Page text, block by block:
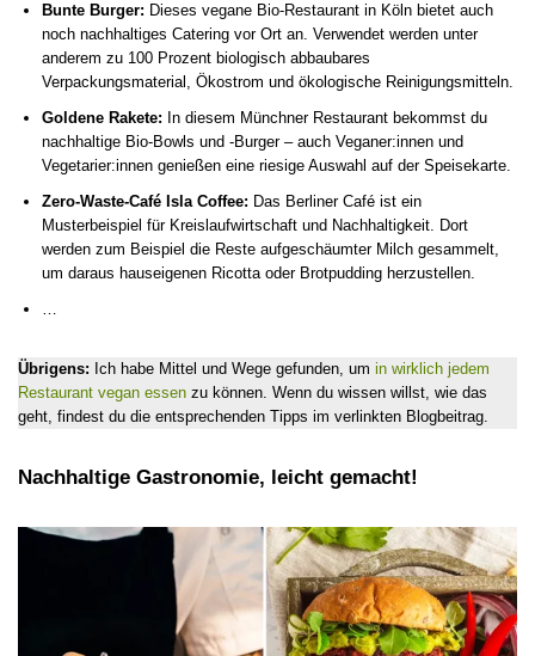
Bunte Burger: Dieses vegane Bio-Restaurant in Köln bietet auch
noch nachhaltiges Catering vor Ort an. Verwendet werden unter
anderem zu 100 Prozent biologisch abbaubares
Verpackungsmaterial, Ökostrom und ökologische Reinigungsmitteln.
Goldene Rakete: In diesem Münchner Restaurant bekommst du
nachhaltige Bio-Bowls und -Burger – auch Veganer:innen und
Vegetarier:innen genießen eine riesige Auswahl auf der Speisekarte.
Zero-Waste-Café Isla Coffee: Das Berliner Café ist ein
Musterbeispiel für Kreislaufwirtschaft und Nachhaltigkeit. Dort
werden zum Beispiel die Reste aufgeschäumter Milch gesammelt,
um daraus hauseigenen Ricotta oder Brotpudding herzustellen.
…
Übrigens: Ich habe Mittel und Wege gefunden, um in wirklich jedem
Restaurant vegan essen zu können. Wenn du wissen willst, wie das
geht, findest du die entsprechenden Tipps im verlinkten Blogbeitrag.
Nachhaltige Gastronomie, leicht gemacht!